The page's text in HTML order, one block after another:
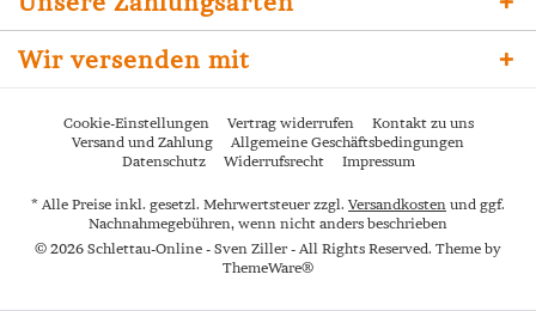
Wir versenden mit
Cookie-Einstellungen Vertrag widerrufen
Kontakt zu uns
Versand und Zahlung
Allgemeine Geschäftsbedingungen
Datenschutz
Widerrufsrecht Impressum
* Alle Preise inkl. gesetzl. Mehrwertsteuer zzgl. Versandkosten und ggf.
Nachnahmegebühren, wenn nicht anders beschrieben
© 2026 Schlettau-Online - Sven Ziller - All Rights Reserved. Theme by
ThemeWare®